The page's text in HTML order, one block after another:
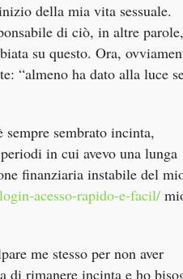
della mia vita sessuale.
di ciò, in altre parole,
su questo. Ora,
“almeno ha dato alla luce
sembrato incinta,
in cui avevo una lunga
finanziaria instabile del
acesso-rapido-e-facil/
me stesso per non aver
di rimanere incinta e ho